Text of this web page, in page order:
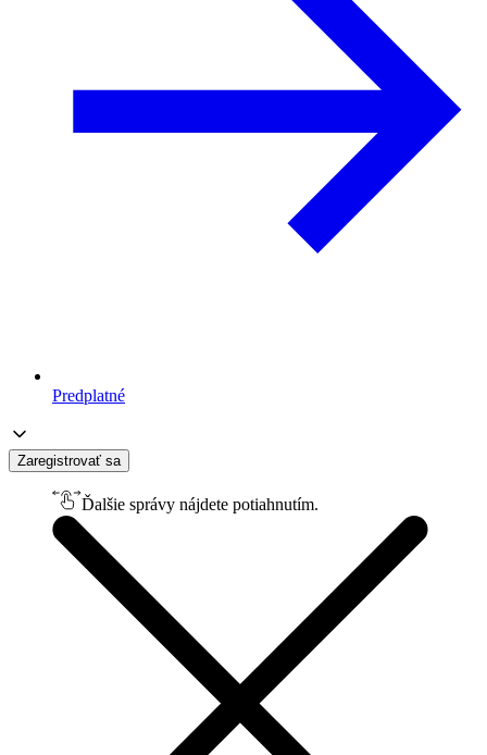
Predplatné
Zaregistrovať sa
Ďalšie správy nájdete potiahnutím.